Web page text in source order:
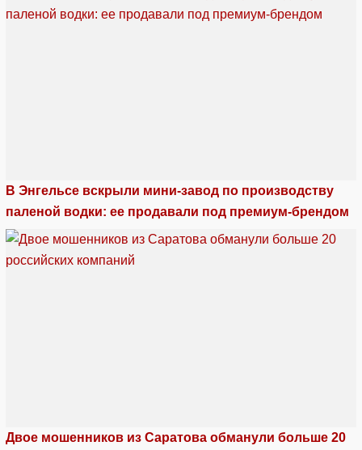
В Энгельсе вскрыли мини-завод по производству
паленой водки: ее продавали под премиум-брендом
Двое мошенников из Саратова обманули больше 20